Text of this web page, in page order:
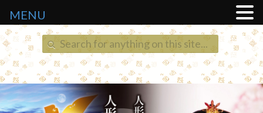
Search
for:
MENU